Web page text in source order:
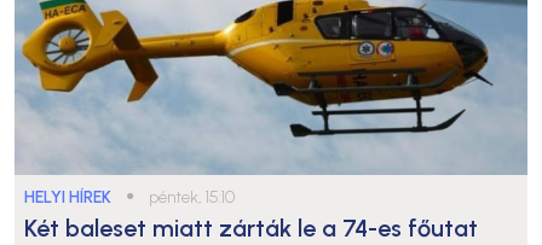
HELYI HÍREK ● péntek, 15:10
Két baleset miatt zárták le a 74-es főutat